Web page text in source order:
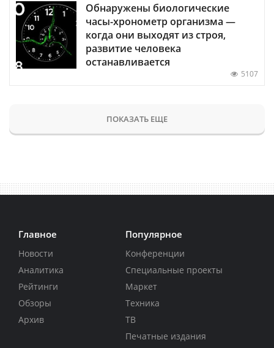
Обнаружены биологические
часы-хронометр организма —
когда они выходят из строя,
развитие человека
останавливается
5107
ПОКАЗАТЬ ЕЩЕ
Главное
Новости
Аналитика
Рейтинги
Обзоры
Архив
Популярное
Конференции
Специальные проекты
Маркет
Техника
ТВ
Печатные издания